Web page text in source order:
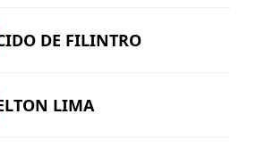
DE FILINTRO
LIMA